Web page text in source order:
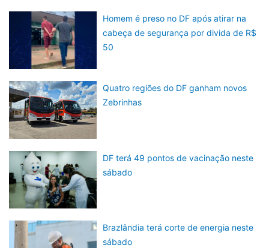
Homem é preso no DF após atirar na
cabeça de segurança por divida de R$
50
Quatro regiões do DF ganham novos
Zebrinhas
DF terá 49 pontos de vacinação neste
sábado
Brazlândia terá corte de energia neste
sábado